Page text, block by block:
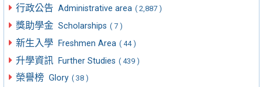
行政公告 Administrative area ( 2,887 )
獎助學金 Scholarships ( 7 )
新生入學 Freshmen Area ( 44 )
升學資訊 Further Studies ( 439 )
榮譽榜 Glory ( 38 )